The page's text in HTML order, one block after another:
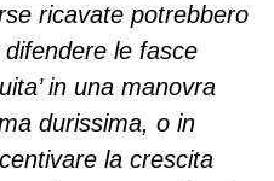
ricavate potrebbero
le fasce
in una manovra
durissima, o in
la crescita